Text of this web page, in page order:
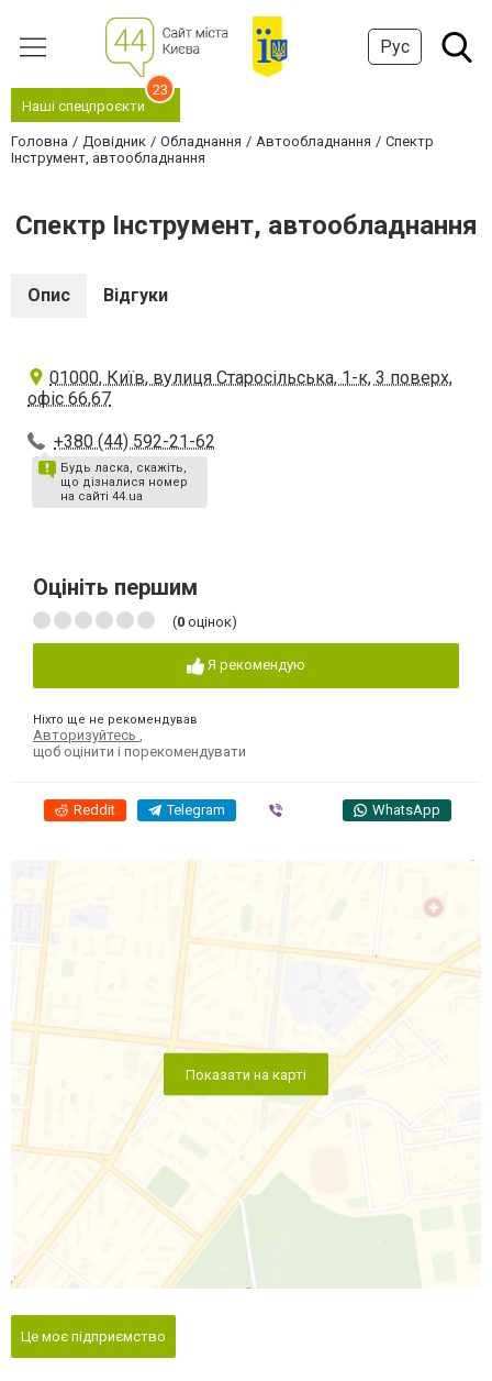
Рус
Наші спецпроєкти
23
Головна Довідник Обладнання Автообладнання
Спектр
Інструмент, автообладнання
Спектр Інструмент, автообладнання
Опис Відгуки
01000, Київ, вулиця Старосільська, 1-к, 3 поверх,
офіс 66,67
+380 (44) 592-21-62
Будь ласка, скажіть,
що дізналися номер
на сайті 44.ua
Оцініть першим
(0 оцінок)
Я рекомендую
Ніхто ще не рекомендував
Авторизуйтесь
щоб оцінити і порекомендувати
Reddit Telegram WhatsApp
Показати на карті
Це моє підприємство